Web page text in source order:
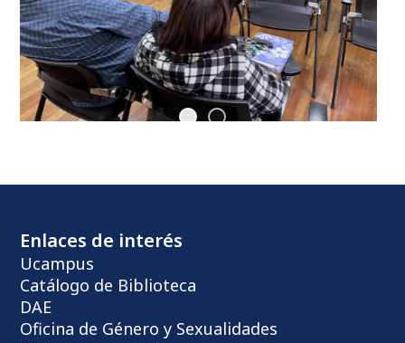
Enlaces de interés
Ucampus
Catálogo de Biblioteca
DAE
Oficina de Género y Sexualidades